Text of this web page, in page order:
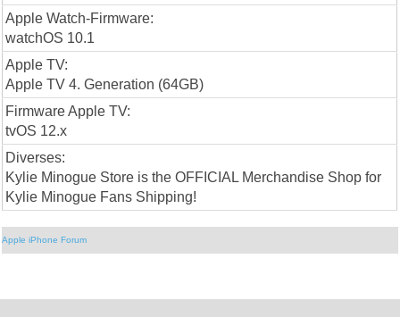
Apple Watch-Firmware:
watchOS 10.1
Apple TV:
Apple TV 4. Generation (64GB)
Firmware Apple TV:
tvOS 12.x
Diverses:
Kylie Minogue Store is the OFFICIAL Merchandise Shop for
Kylie Minogue Fans Shipping!
Apple iPhone Forum